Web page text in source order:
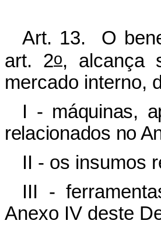
Art. 13. O
art. 2o, alcança
mercado interno,
I - máquinas,
relacionados no
II - os insumos
III -
Anexo IV deste